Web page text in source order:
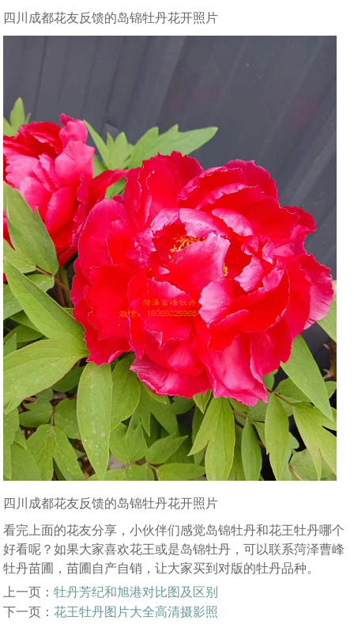
四川成都花友反馈的岛锦牡丹花开照片
四川成都花友反馈的岛锦牡丹花开照片
看完上面的花友分享，小伙伴们感觉岛锦牡丹和花王牡丹哪个
好看呢？如果大家喜欢花王或是岛锦牡丹，可以联系菏泽曹峰
牡丹苗圃，苗圃自产自销，让大家买到对版的牡丹品种。
上一页：牡丹芳纪和旭港对比图及区别
下一页：花王牡丹图片大全高清摄影照